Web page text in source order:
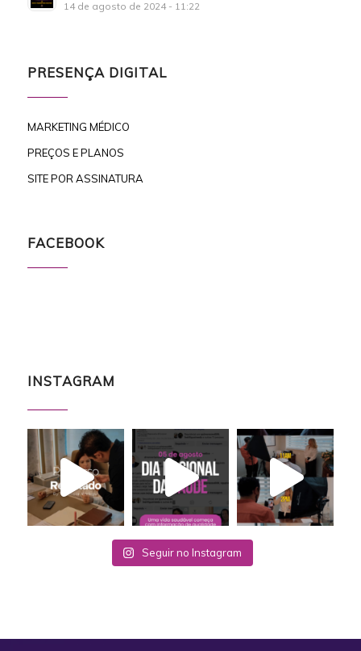
14 de agosto de 2024 - 11:22
PRESENÇA DIGITAL
MARKETING MÉDICO
PREÇOS E PLANOS
SITE POR ASSINATURA
FACEBOOK
INSTAGRAM
Seguir no Instagram